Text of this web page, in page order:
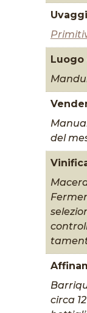
Luogo
del
circa